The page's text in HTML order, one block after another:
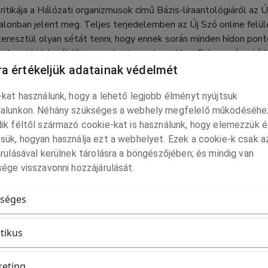
a Hálózati organizmusok című Bázis-líraantológiáról az
jelent meg. Teljes terjedelemben az Új Szó online
olyan sétát tenni, hogy ennek során minden hídon
hidak példája – amelyet a matematikus Euler a
01. 15.
megjelent a Hálózati
megjelent a Hálózati organizmusok, a Bázis 3.
Felelős kiadó: Juhász József. Összeállította és
Lovas Emőke. Megrendelhető az Abacus+ Kiadó
profile.php?id=61566525534637.
11. 01.
értékeljük adatainak védelmét
használunk, hogy a lehető legjobb élményt nyújtsuk
Néhány szükséges a webhely megfelelő
féltől származó cookie-kat is használunk, hogy elemezzük
hogyan használja ezt a webhelyet. Ezek a cookie-k csak
kerülnek tárolásra a böngészőjében; és mindig van
visszavonni hozzájárulását.